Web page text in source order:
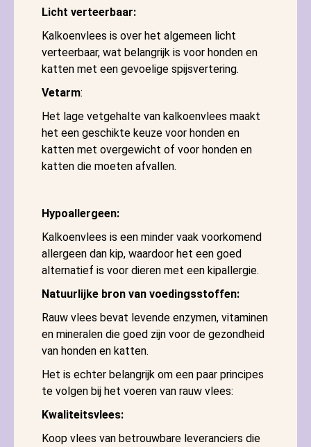
Licht verteerbaar:
Kalkoenvlees is over het algemeen licht
verteerbaar, wat belangrijk is voor honden en
katten met een gevoelige spijsvertering.
Vetarm:
Het lage vetgehalte van kalkoenvlees maakt
het een geschikte keuze voor honden en
katten met overgewicht of voor honden en
katten die moeten afvallen.
Hypoallergeen:
Kalkoenvlees is een minder vaak voorkomend
allergeen dan kip, waardoor het een goed
alternatief is voor dieren met een kipallergie.
Natuurlijke bron van voedingsstoffen:
Rauw vlees bevat levende enzymen, vitaminen
en mineralen die goed zijn voor de gezondheid
van honden en katten.
Het is echter belangrijk om een ​​paar principes
te volgen bij het voeren van rauw vlees:
Kwaliteitsvlees:
Koop vlees van betrouwbare leveranciers die